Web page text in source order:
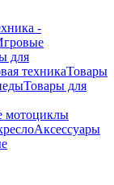
-
для
техникаТовары
Товары для
мотоциклы
Аксессуары